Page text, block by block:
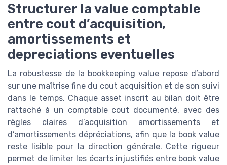
Structurer la value comptable
entre cout d’acquisition,
amortissements et
depreciations eventuelles
La robustesse de la bookkeeping value repose d’abord
sur une maîtrise fine du cout acquisition et de son suivi
dans le temps. Chaque asset inscrit au bilan doit être
rattaché à un comptable cout documenté, avec des
règles claires d’acquisition amortissements et
d’amortissements dépréciations, afin que la book value
reste lisible pour la direction générale. Cette rigueur
permet de limiter les écarts injustifiés entre book value